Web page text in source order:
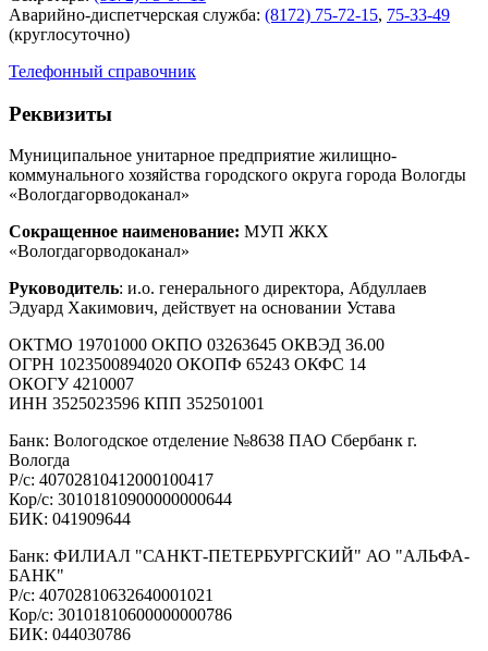
Аварийно-диспетчерская служба: (8172) 75-72-15, 75-33-49
(круглосуточно)
Телефонный справочник
Реквизиты
Муниципальное унитарное предприятие жилищно-
коммунального хозяйства городского округа города Вологды
«Вологдагорводоканал»
Сокращенное наименование: МУП ЖКХ
«Вологдагорводоканал»
Руководитель: и.о. генерального директора, Абдуллаев
Эдуард Хакимович, действует на основании Устава
ОКТМО 19701000 ОКПО 03263645 ОКВЭД 36.00
ОГРН 1023500894020 ОКОПФ 65243 ОКФС 14
ОКОГУ 4210007
ИНН 3525023596 КПП 352501001
Банк: Вологодское отделение №8638 ПАО Сбербанк г.
Вологда
Р/с: 40702810412000100417
Кор/с: 30101810900000000644
БИК: 041909644
Банк: ФИЛИАЛ "САНКТ-ПЕТЕРБУРГСКИЙ" АО "АЛЬФА-
БАНК"
Р/с: 40702810632640001021
Кор/с: 30101810600000000786
БИК: 044030786